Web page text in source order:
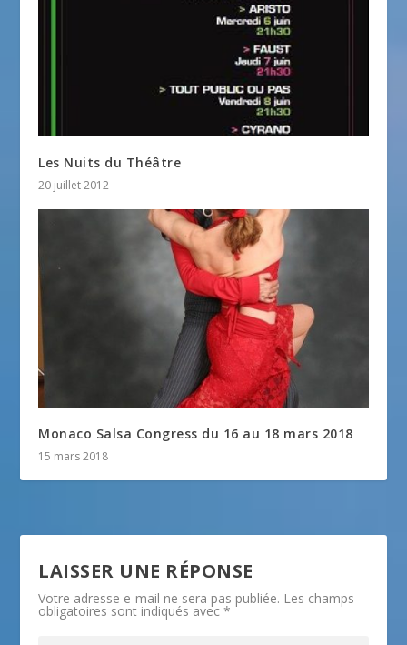
Les Nuits du Théâtre
20 juillet 2012
Monaco Salsa Congress du 16 au 18 mars 2018
15 mars 2018
LAISSER UNE RÉPONSE
Votre adresse e-mail ne sera pas publiée. Les champs
obligatoires sont indiqués avec*